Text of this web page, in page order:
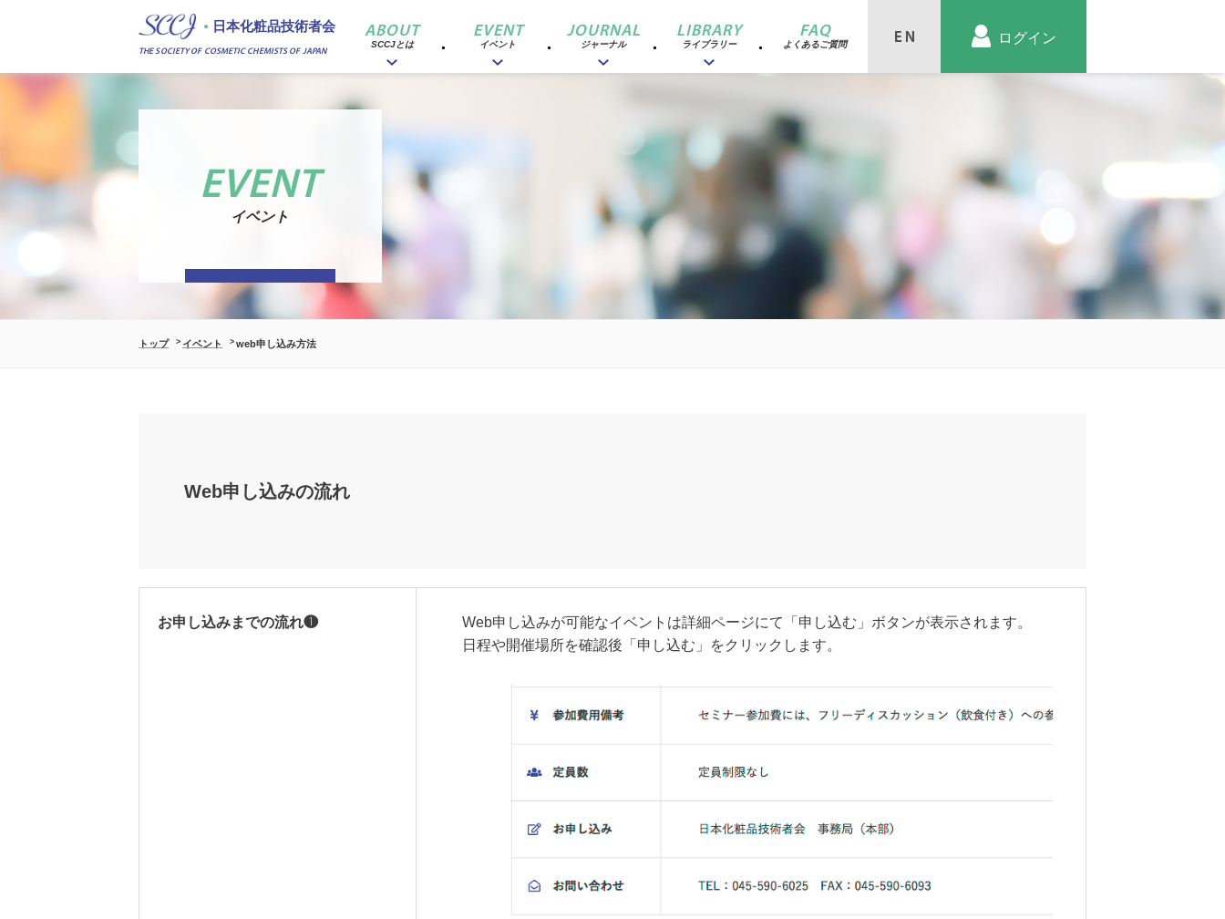
日本化粧品技術者会
THE SOCIETY OF COSMETIC CHEMISTS OF JAPAN
ログイン
ABOUT
SCCJとは
EVENT
イベント
JOURNAL
ジャーナル
LIBRARY
ライブラリー
FAQ
よくあるご質問
イベント
トップ イベント web申し込み方法
Web申し込みの流れ
お申し込みまでの流れ❶
Web申し込みが可能なイベントは詳細ページにて「申し込む」ボタンが表示されます。
日程や開催場所を確認後「申し込む」をクリックします。